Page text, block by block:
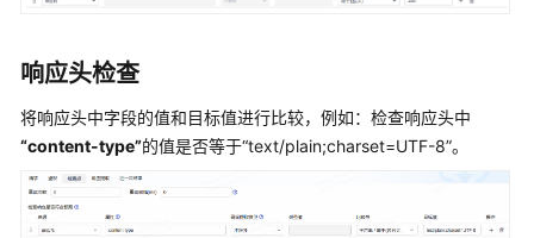
CodeArts
接
口
脚
响应头检查
将响应头中字段的值和目标值进行比较，例如：检查响应头中
“content-type”的值是否等于“text/plain;charset=UTF-8”。